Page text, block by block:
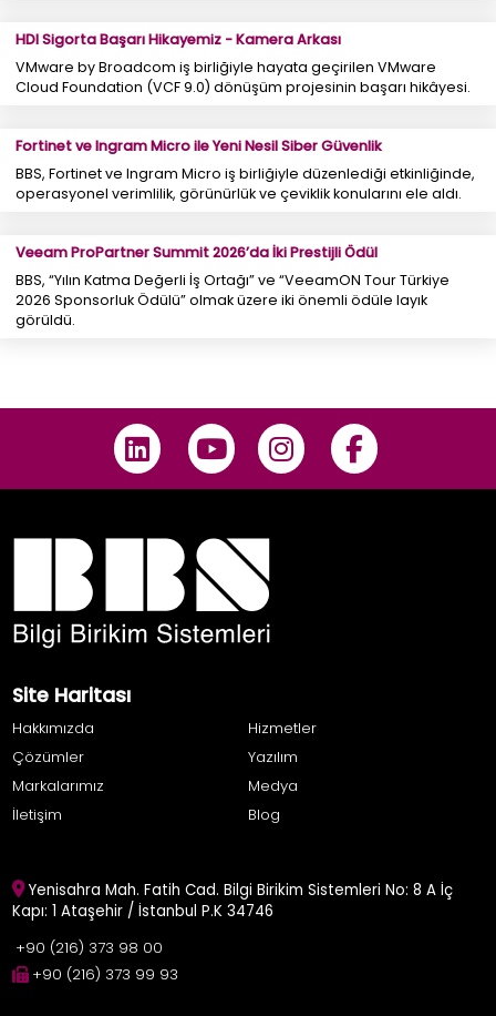
HDI Sigorta Başarı Hikayemiz - Kamera Arkası
VMware by Broadcom iş birliğiyle hayata geçirilen VMware
Cloud Foundation (VCF 9.0) dönüşüm projesinin başarı hikâyesi.
Fortinet ve Ingram Micro ile Yeni Nesil Siber Güvenlik
BBS, Fortinet ve Ingram Micro iş birliğiyle düzenlediği etkinliğinde,
operasyonel verimlilik, görünürlük ve çeviklik konularını ele aldı.
Veeam ProPartner Summit 2026’da İki Prestijli Ödül
BBS, “Yılın Katma Değerli İş Ortağı” ve “VeeamON Tour Türkiye
2026 Sponsorluk Ödülü” olmak üzere iki önemli ödüle layık
görüldü.
Site Haritası
Hakkımızda
Hizmetler
Çözümler
Yazılım
Markalarımız
Medya
İletişim
Blog
Yenisahra Mah. Fatih Cad. Bilgi Birikim Sistemleri No: 8 A İç
Kapı: 1 Ataşehir / İstanbul P.K 34746
+90 (216) 373 98 00
+90 (216) 373 99 93